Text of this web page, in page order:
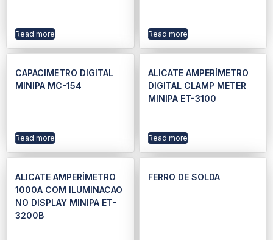
Read more Read more
CAPACIMETRO DIGITAL
MINIPA MC-154
Read more
ALICATE AMPERÍMETRO
DIGITAL CLAMP METER
MINIPA ET-3100
Read more
ALICATE AMPERÍMETRO
1000A COM ILUMINACAO
NO DISPLAY MINIPA ET-
3200B
FERRO DE SOLDA